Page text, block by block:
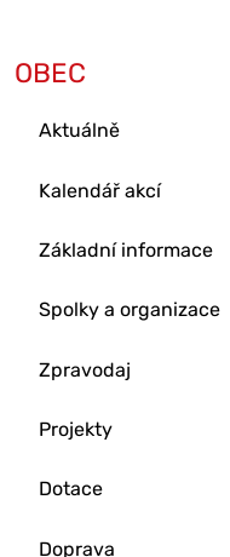
OBEC
Aktuálně
Kalendář akcí
Základní informace
Spolky a organizace
Zpravodaj
Projekty
Dotace
Doprava